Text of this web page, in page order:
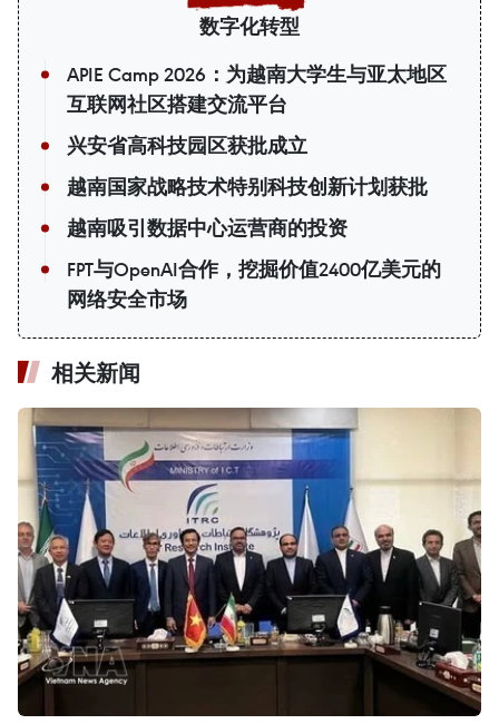
数字化转型
APIE Camp 2026：为越南大学生与亚太地区
互联网社区搭建交流平台
兴安省高科技园区获批成立
越南国家战略技术特别科技创新计划获批
越南吸引数据中心运营商的投资
FPT与OpenAI合作，挖掘价值2400亿美元的
网络安全市场
相关新闻